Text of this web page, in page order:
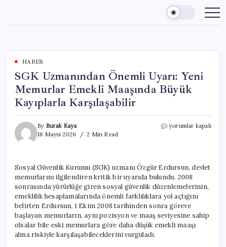
content
HABER
SGK Uzmanından Önemli Uyarı: Yeni
Memurlar Emekli Maaşında Büyük
Kayıplarla Karşılaşabilir
By Burak Kaya
18 Mayıs 2026
2 Min Read
SGK
Memurlar
Emekli
Maaşında
Büyük
Kayıplarla
Karşılaşabilir
için
yorumlar kapalı
Sosyal Güvenlik Kurumu (SGK) uzmanı Özgür Erdursun, devlet
memurlarını ilgilendiren kritik bir uyarıda bulundu. 2008
sonrasında yürürlüğe giren sosyal güvenlik düzenlemelerinin,
emeklilik hesaplamalarında önemli farklılıklara yol açtığını
belirten Erdursun, 1 Ekim 2008 tarihinden sonra göreve
başlayan memurların, aynı pozisyon ve maaş seviyesine sahip
olsalar bile eski memurlara göre daha düşük emekli maaşı
alma riskiyle karşılaşabileceklerini vurguladı.